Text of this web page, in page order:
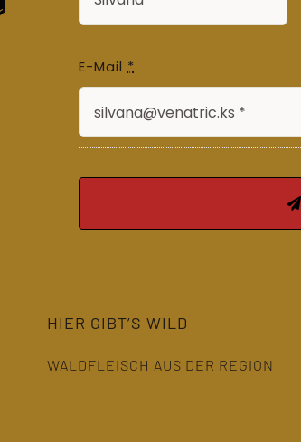
E-Mail *
HIER GIBT’S WILD
WALDFLEISCH AUS DER REGION